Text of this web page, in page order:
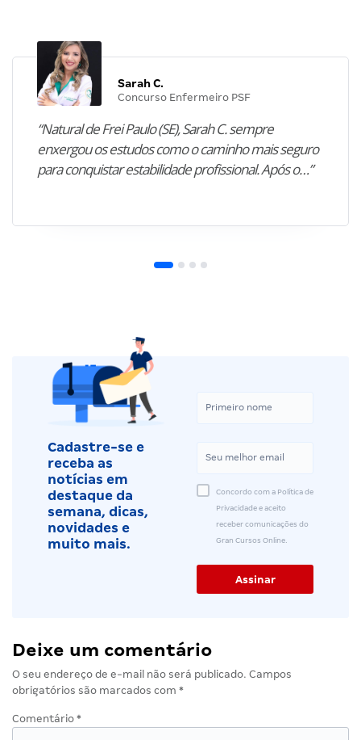
Sarah C.
Concurso Enfermeiro PSF
“Natural de Frei Paulo (SE), Sarah C. sempre
enxergou os estudos como o caminho mais seguro
para conquistar estabilidade profissional. Após o…”
Cadastre-se e
receba as
notícias em
destaque da
semana, dicas,
novidades e
muito mais.
Concordo com a Política de
Privacidade e aceito
receber comunicações do
Gran Cursos Online.
Deixe um comentário
O seu endereço de e-mail não será publicado. Campos
obrigatórios são marcados com *
Comentário *